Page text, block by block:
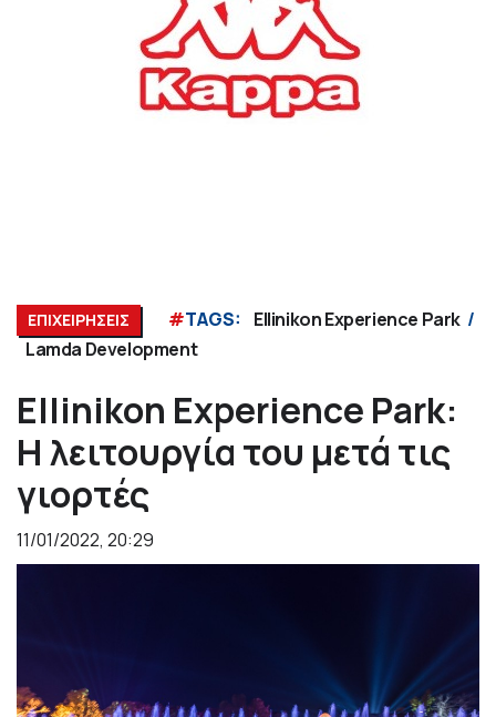
ΕΠΙΧΕΙΡΗΣΕΙΣ #TAGS:
Ellinikon Experience Park
Lamda Development
Ellinikon Experience Park:
Η λειτουργία του μετά τις
γιορτές
11/01/2022, 20:29